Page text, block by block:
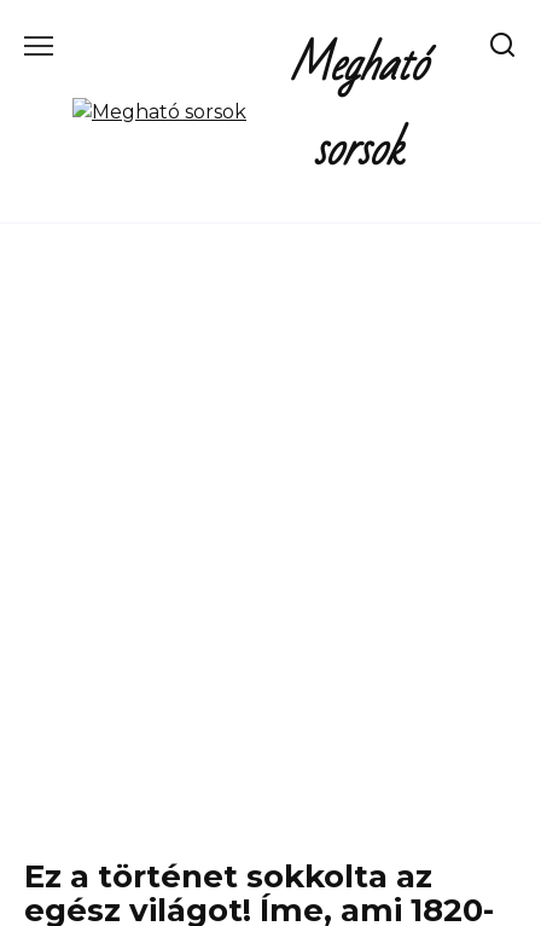
Megható
sorsok
Ez a történet sokkolta az
egész világot! Íme, ami 1820-